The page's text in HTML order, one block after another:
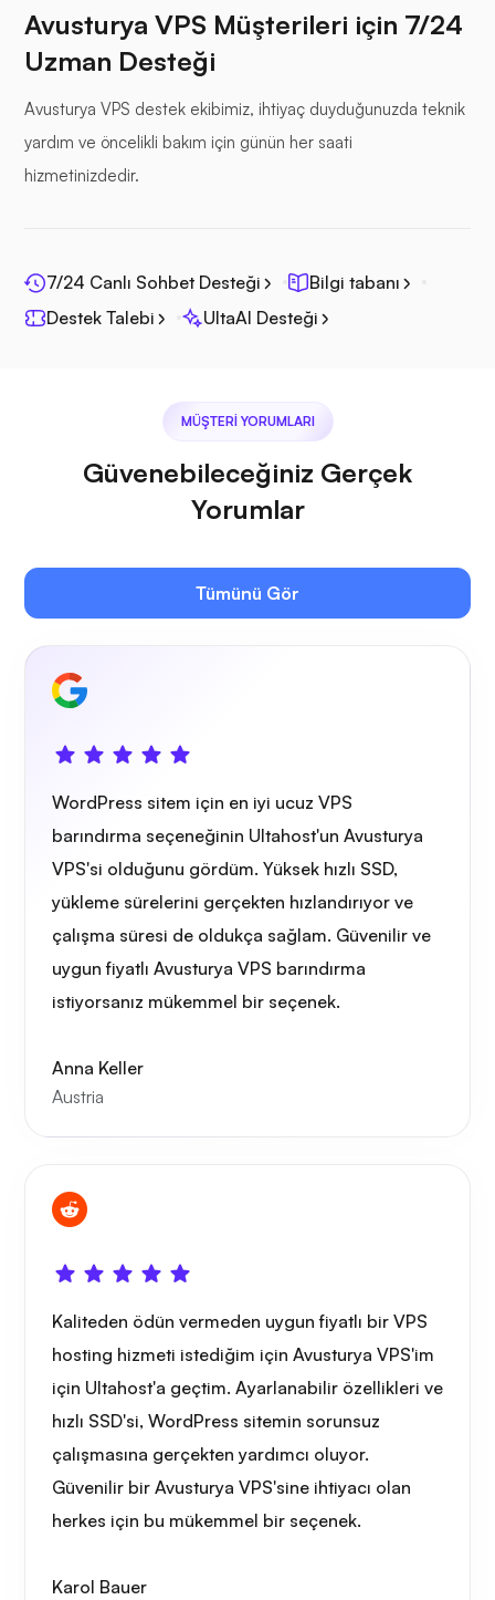
Deniz Dosyası
Plex
Röntgen
Portainer
Avusturya VPS Müşterileri için 7/24
Uzman Desteği
Avusturya VPS destek ekibimiz, ihtiyaç duyduğunuzda teknik
yardım ve öncelikli bakım için günün her saati
hizmetinizdedir.
7/24 Canlı Sohbet Desteği
Bilgi tabanı
Destek Talebi
UltaAI Desteği
MÜŞTERI YORUMLARI
Güvenebileceğiniz Gerçek
Yorumlar
Tümünü Gör
WordPress sitem için en iyi ucuz VPS
barındırma seçeneğinin Ultahost'un Avusturya
VPS'si olduğunu gördüm. Yüksek hızlı SSD,
yükleme sürelerini gerçekten hızlandırıyor ve
çalışma süresi de oldukça sağlam. Güvenilir ve
uygun fiyatlı Avusturya VPS barındırma
istiyorsanız mükemmel bir seçenek.
Anna Keller
Austria
Kaliteden ödün vermeden uygun fiyatlı bir VPS
hosting hizmeti istediğim için Avusturya VPS'im
için Ultahost'a geçtim. Ayarlanabilir özellikleri ve
hızlı SSD'si, WordPress sitemin sorunsuz
çalışmasına gerçekten yardımcı oluyor.
Güvenilir bir Avusturya VPS'sine ihtiyacı olan
herkes için bu mükemmel bir seçenek.
Karol Bauer